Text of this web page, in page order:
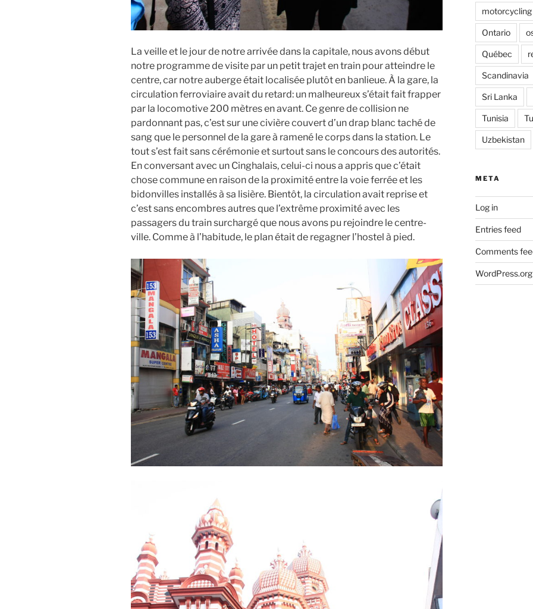
La veille et le jour de notre arrivée dans la capitale, nous avons début
notre programme de visite par un petit trajet en train pour atteindre le
centre, car notre auberge était localisée plutôt en banlieue. À la gare, la
circulation ferroviaire avait du retard: un malheureux s’était fait frapper
par la locomotive 200 mètres en avant. Ce genre de collision ne
pardonnant pas, c’est sur une civière couvert d’un drap blanc taché de
sang que le personnel de la gare à ramené le corps dans la station. Le
tout s’est fait sans cérémonie et surtout sans le concours des autorités.
En conversant avec un Cinghalais, celui-ci nous a appris que c’était
chose commune en raison de la proximité entre la voie ferrée et les
bidonvilles installés à sa lisière. Bientôt, la circulation avait reprise et
c’est sans encombres autres que l’extrême proximité avec les
passagers du train surchargé que nous avons pu rejoindre le centre-
ville. Comme à l’habitude, le plan était de regagner l’hostel à pied.
motorcycling
Ontario
Québec
Scandinavia
Sri Lanka
Tunisia
Uzbekistan
META
Log in
Entries feed
Comments
WordPress.org